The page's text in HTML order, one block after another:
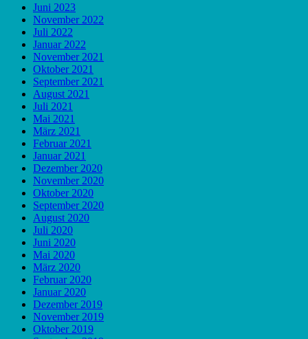
Juni 2023
November 2022
Juli 2022
Januar 2022
November 2021
Oktober 2021
September 2021
August 2021
Juli 2021
Mai 2021
März 2021
Februar 2021
Januar 2021
Dezember 2020
November 2020
Oktober 2020
September 2020
August 2020
Juli 2020
Juni 2020
Mai 2020
März 2020
Februar 2020
Januar 2020
Dezember 2019
November 2019
Oktober 2019